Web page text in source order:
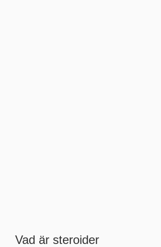
Vad är steroider